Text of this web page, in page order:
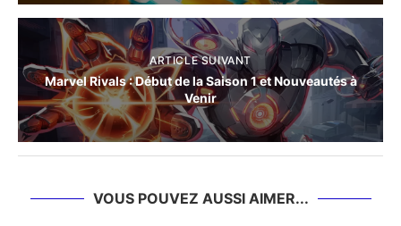
ARTICLE SUIVANT
Marvel Rivals : Début de la Saison 1 et Nouveautés à
Venir
VOUS POUVEZ AUSSI AIMER...